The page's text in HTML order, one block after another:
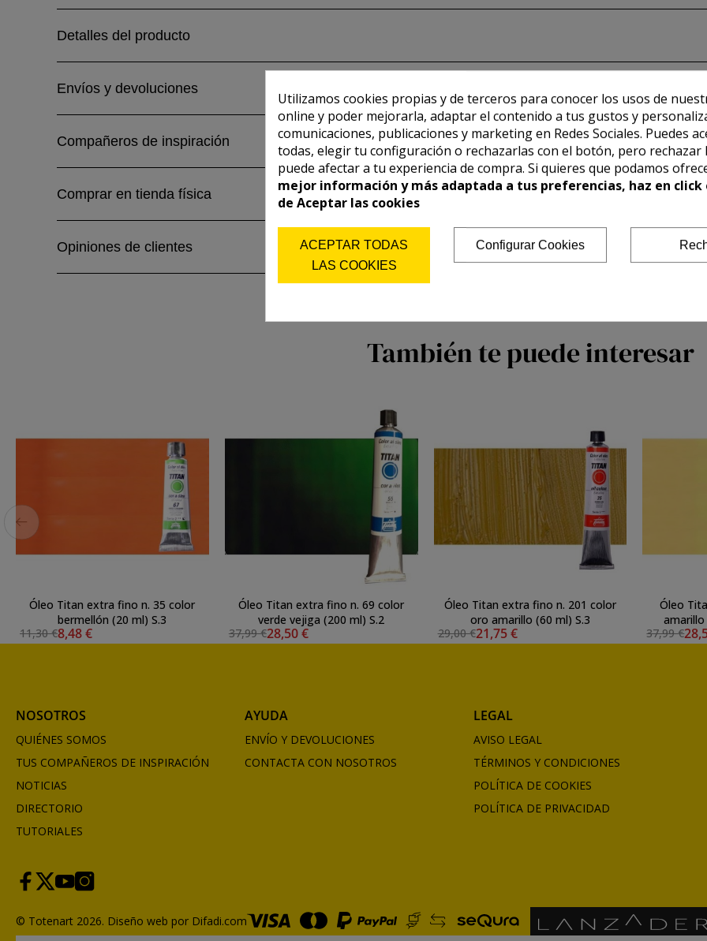
Detalles del producto
Envíos y devoluciones
Compañeros de inspiración
Comprar en tienda física
Opiniones de clientes
También te puede interesar
Óleo Titan extra fino n. 35 color
bermellón (20 ml) S.3
11,30 €8,48 €
Óleo Titan extra fino n. 69 color
verde vejiga (200 ml) S.2
37,99 €28,50 €
Óleo Titan extra fino n. 201 color
oro amarillo (60 ml) S.3
29,00 €21,75 €
Óleo
37,99 €
NOSOTROS
QUIÉNES SOMOS
TUS COMPAÑEROS DE INSPIRACIÓN
NOTICIAS
DIRECTORIO
TUTORIALES
AYUDA
ENVÍO Y DEVOLUCIONES
CONTACTA CON NOSOTROS
LEGAL
AVISO LEGAL
TÉRMINOS Y CONDICIONES
POLÍTICA DE COOKIES
POLÍTICA DE PRIVACIDAD
© Totenart 2026. Diseño web por Difadi.com
Utilizamos cookies propias y de terceros para conocer los usos de
online y poder mejorarla, adaptar el contenido a tus gustos y
comunicaciones, publicaciones y marketing en Redes Sociales. Puedes
todas, elegir tu configuración o rechazarlas con el botón, pero rechazar
puede afectar a tu experiencia de compra. Si quieres que podamos
mejor información y más adaptada a tus preferencias, haz en click
de Aceptar las cookies
ACEPTAR TODAS
LAS COOKIES
Configurar Cookies